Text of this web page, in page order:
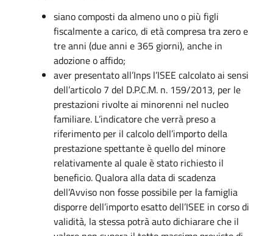
siano composti da almeno uno o più figli
fiscalmente a carico, di età compresa tra zero e
tre anni (due anni e 365 giorni), anche in
adozione o affido;
aver presentato all’Inps l’ISEE calcolato ai sensi
dell’articolo 7 del D.P.C.M. n. 159/2013, per le
prestazioni rivolte ai minorenni nel nucleo
familiare. L’indicatore che verrà preso a
riferimento per il calcolo dell’importo della
prestazione spettante è quello del minore
relativamente al quale è stato richiesto il
beneficio. Qualora alla data di scadenza
dell’Avviso non fosse possibile per la famiglia
disporre dell’importo esatto dell’ISEE in corso di
validità, la stessa potrà auto dichiarare che il